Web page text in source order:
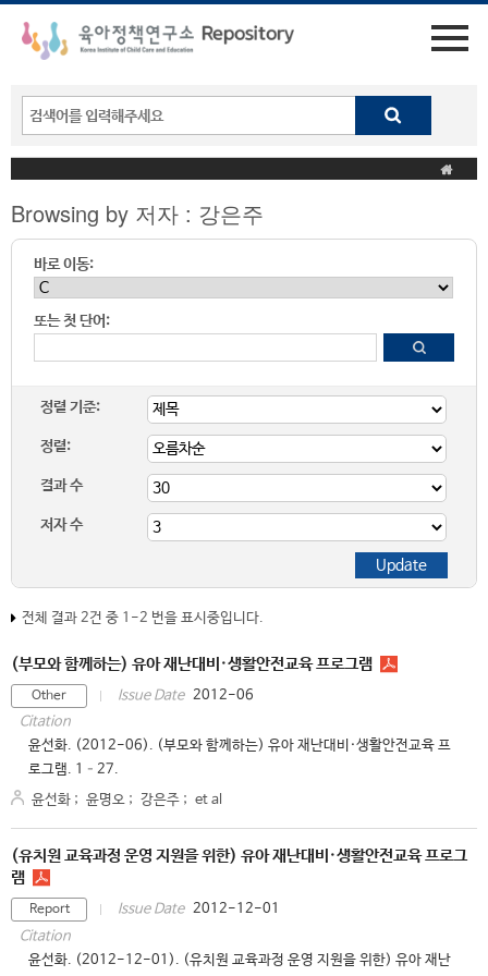
Browsing by 저자 : 강은주
바로 이동:
또는 첫 단어:
정렬 기준:
정렬:
결과 수
저자 수
전체 결과 2건 중 1-2 번을 표시중입니다.
(부모와 함께하는) 유아 재난대비·생활안전교육 프로그램
Other Issue Date 2012-06
Citation
윤선화. (2012-06). (부모와 함께하는) 유아 재난대비·생활안전교육 프
로그램. 1–27.
윤선화 ; 윤명오 ; 강은주 ; et al
(유치원 교육과정 운영 지원을 위한) 유아 재난대비·생활안전교육 프로그
램
Report Issue Date 2012-12-01
Citation
윤선화. (2012-12-01). (유치원 교육과정 운영 지원을 위한) 유아 재난